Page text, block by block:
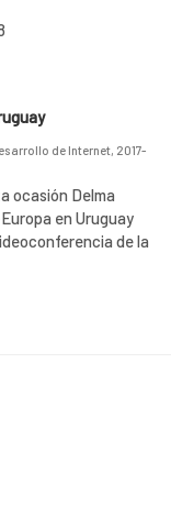
de Internet, 2017-
ocasión Delma
en Uruguay
de la